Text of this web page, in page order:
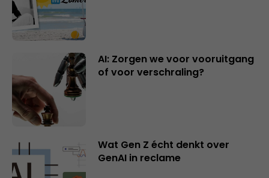
AI: Zorgen we voor vooruitgang
of voor verschraling?
Wat Gen Z écht denkt over
GenAI in reclame